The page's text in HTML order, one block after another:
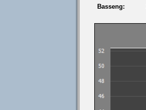
Basseng: